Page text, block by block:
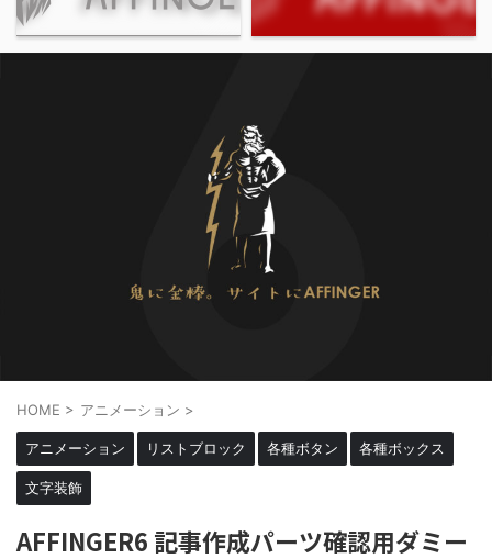
HOME > アニメーション >
アニメーション リストブロック 各種ボタン 各種ボックス
文字装飾
AFFINGER6 記事作成パーツ確認用ダミー